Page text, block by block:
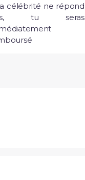
célébrité ne répond
tu seras